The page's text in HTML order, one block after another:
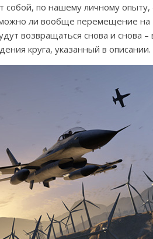
собой, по нашему личному
ли вообще перемещение на
возвращаться снова и снова
круга, указанный в описании.